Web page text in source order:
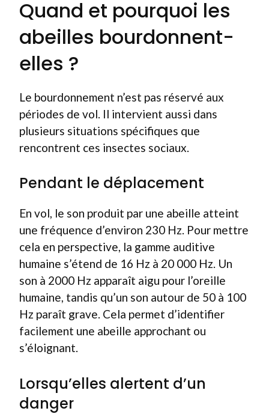
Quand et pourquoi les
abeilles bourdonnent-
elles ?
Le bourdonnement n’est pas réservé aux
périodes de vol. Il intervient aussi dans
plusieurs situations spécifiques que
rencontrent ces insectes sociaux.
Pendant le déplacement
En vol, le son produit par une abeille atteint
une fréquence d’environ 230 Hz. Pour mettre
cela en perspective, la gamme auditive
humaine s’étend de 16 Hz à 20 000 Hz. Un
son à 2000 Hz apparaît aigu pour l’oreille
humaine, tandis qu’un son autour de 50 à 100
Hz paraît grave. Cela permet d’identifier
facilement une abeille approchant ou
s’éloignant.
Lorsqu’elles alertent d’un
danger